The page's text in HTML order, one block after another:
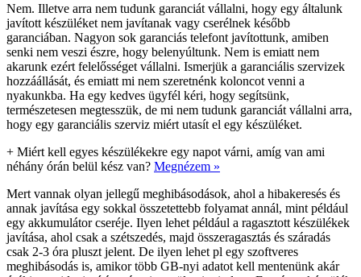
Nem. Illetve arra nem tudunk garanciát vállalni, hogy egy általunk
javított készüléket nem javítanak vagy cserélnek később
garanciában. Nagyon sok garanciás telefont javítottunk, amiben
senki nem veszi észre, hogy belenyúltunk. Nem is emiatt nem
akarunk ezért felelősséget vállalni. Ismerjük a garanciális szervizek
hozzáállását, és emiatt mi nem szeretnénk koloncot venni a
nyakunkba. Ha egy kedves ügyfél kéri, hogy segítsünk,
természetesen megtesszük, de mi nem tudunk garanciát vállalni arra,
hogy egy garanciális szerviz miért utasít el egy készüléket.
+ Miért kell egyes készülékekre egy napot várni, amíg van ami
néhány órán belül kész van? Megnézem »
Mert vannak olyan jellegű meghibásodások, ahol a hibakeresés és
annak javítása egy sokkal összetettebb folyamat annál, mint például
egy akkumulátor cseréje. Ilyen lehet például a ragasztott készülékek
javítása, ahol csak a szétszedés, majd összeragasztás és száradás
csak 2-3 óra pluszt jelent. De ilyen lehet pl egy szoftveres
meghibásodás is, amikor több GB-nyi adatot kell mentenünk akár